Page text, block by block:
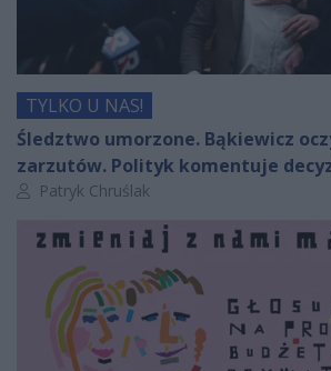
TYLKO U NAS!
Śledztwo umorzone. Bąkiewicz
zarzutów. Polityk komentuje
Autor artykułu:
Patryk Chruślak